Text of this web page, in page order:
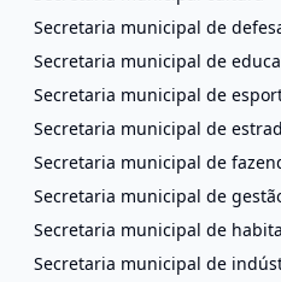
Secretaria municipal de
Secretaria municipal de
Secretaria municipal de
Secretaria municipal de
Secretaria municipal de
Secretaria municipal de
Secretaria municipal de
Secretaria municipal de